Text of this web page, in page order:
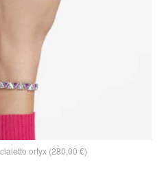
ortyx (280,00 €)